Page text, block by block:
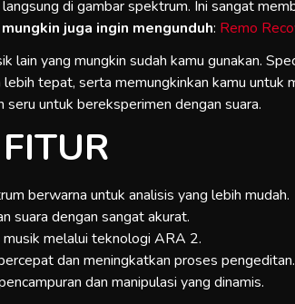
di gambar spektrum. Ini sangat
juga ingin mengunduh: Remo
yang mungkin sudah kamu gunakan.
tepat, serta memungkinkan kamu untuk
untuk bereksperimen dengan suara.
FITUR
berwarna untuk analisis yang lebih mudah.
suara dengan sangat akurat.
melalui teknologi ARA 2.
dan meningkatkan proses pengeditan.
dan manipulasi yang dinamis.